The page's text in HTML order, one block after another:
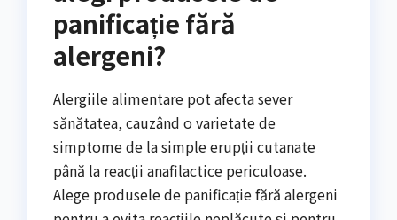
panificație fără
alergeni?
Alergiile alimentare pot afecta sever
sănătatea, cauzând o varietate de
simptome de la simple erupții cutanate
până la reacții anafilactice periculoase.
Alege produsele de panificație fără alergeni